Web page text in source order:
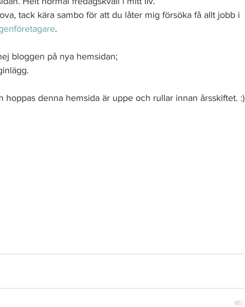
tack kära sambo för att du låter mig försöka få allt jobb i
.
bloggen på nya hemsidan;
hoppas denna hemsida är uppe och rullar innan årsskiftet. :)